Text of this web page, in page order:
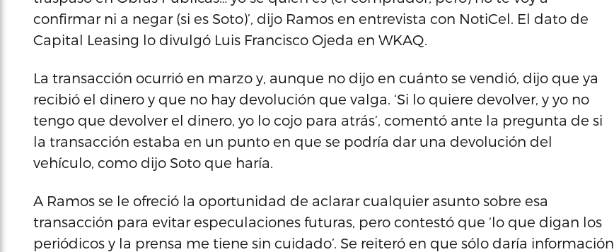
confirmar ni a negar (si es Soto)’, dijo Ramos en entrevista con NotiCel. El dato de
Capital Leasing lo divulgó Luis Francisco Ojeda en WKAQ.
La transacción ocurrió en marzo y, aunque no dijo en cuánto se vendió, dijo que ya
recibió el dinero y que no hay devolución que valga. ‘Si lo quiere devolver, y yo no
tengo que devolver el dinero, yo lo cojo para atrás’, comentó ante la pregunta de si
la transacción estaba en un punto en que se podría dar una devolución del
vehículo, como dijo Soto que haría.
A Ramos se le ofreció la oportunidad de aclarar cualquier asunto sobre esa
transacción para evitar especulaciones futuras, pero contestó que ‘lo que digan los
periódicos y la prensa me tiene sin cuidado’. Se reiteró en que sólo daría información